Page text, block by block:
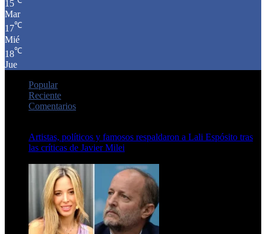
15
Mar
17℃
Mié
18℃
Jue
Popular
Reciente
Comentarios
Artistas, políticos y famosos respaldaron a Lali Espósito tras
las críticas de Javier Milei